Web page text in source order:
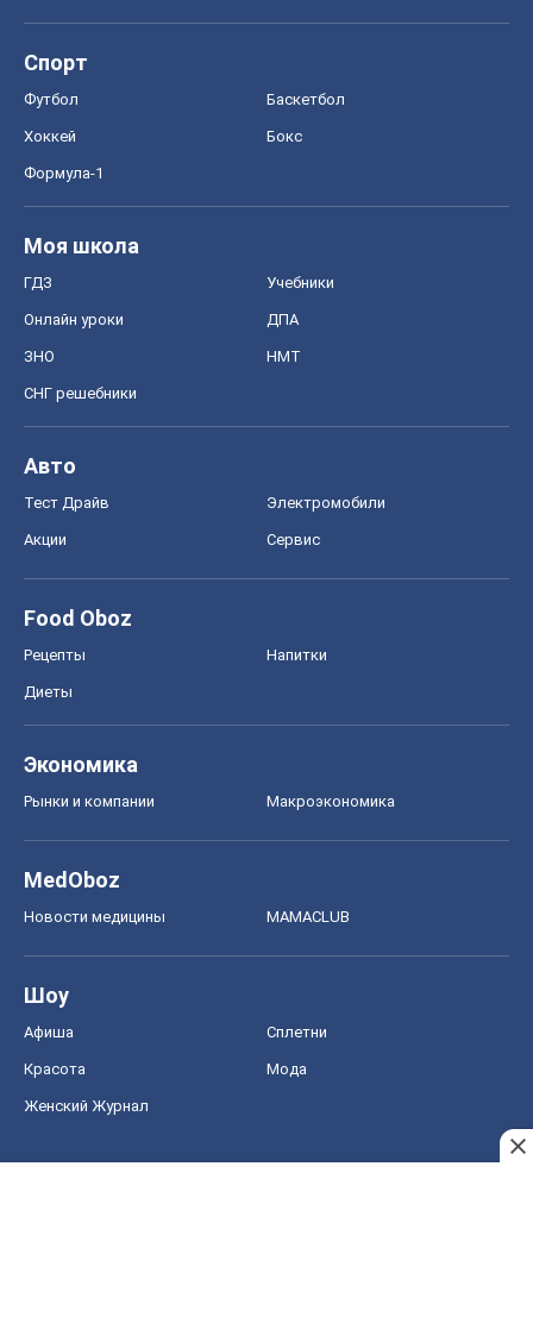
Спорт
Футбол Баскетбол
Хоккей Бокс
Формула-1
Моя школа
ГДЗ Учебники
Онлайн уроки ДПА
ЗНО НМТ
СНГ решебники
Авто
Тест Драйв Электромобили
Акции Сервис
Food Oboz
Рецепты Напитки
Диеты
Экономика
Рынки и компании Mакроэкономика
MedOboz
Новости медицины MAMACLUB
Шоу
Афиша Сплетни
Красота Мода
Женский Журнал